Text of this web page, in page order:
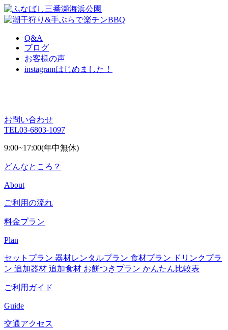
Q&A
ブログ
お客様の声
instagramはじめました！
お問い合わせ
TEL03-6803-1097
9:00~17:00(年中無休)
どんなところ？
About
ご利用の流れ
料金プラン
Plan
セットプラン 器材レンタルプラン 食材プラン ドリンクプラ
ン 追加器材 追加食材 お餅つきプラン かんたん比較表
ご利用ガイド
Guide
交通アクセス